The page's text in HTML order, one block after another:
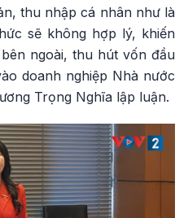
thu nhập cá nhân như là
sẽ không hợp lý, khiến
ngoài, thu hút vốn đầu
doanh nghiệp Nhà nước
Trọng Nghĩa lập luận.